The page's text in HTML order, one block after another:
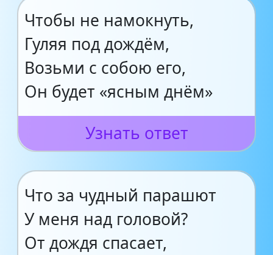
Чтобы не намокнуть,
Гуляя под дождём,
Возьми с собою его,
Он будет «ясным днём»
Узнать ответ
Что за чудный парашют
У меня над головой?
От дождя спасает,